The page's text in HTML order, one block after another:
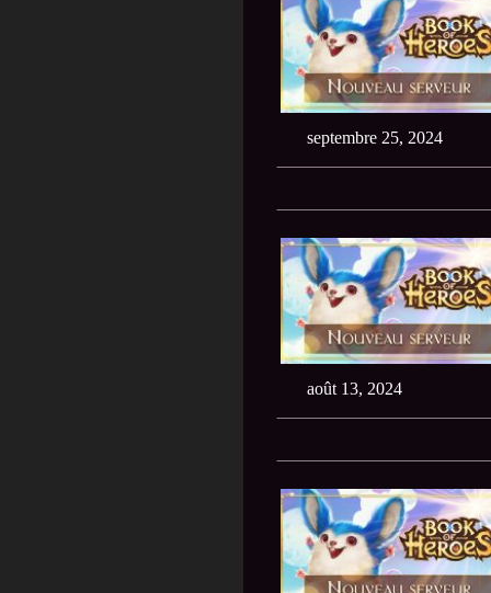
septembre 25, 2024
août 13, 2024